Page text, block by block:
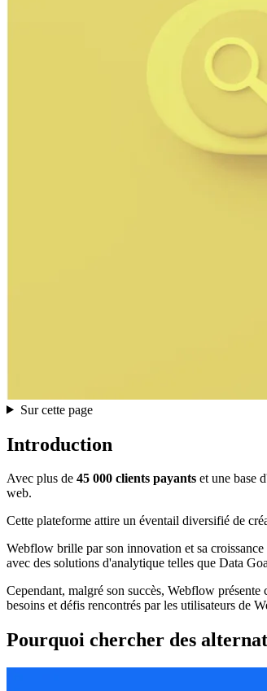
Sur cette page
Introduction
Avec plus de 45 000 clients payants et une base
web.
Cette plateforme attire un éventail diversifié de
Webflow brille par son innovation et sa
avec des solutions d'analytique telles que Data
Cependant, malgré son succès, Webflow
besoins et défis rencontrés par les utilisateurs de
Pourquoi chercher des